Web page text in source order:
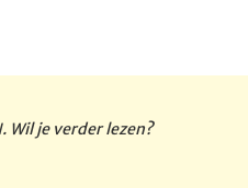
Wil je verder lezen?